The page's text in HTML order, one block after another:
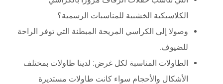
الكلاسيكية الخشبية للمناسبات الرسمية؟
وصولا إلى الكراسي المريحة المبطنة التي توفر الراحة
للضيوف.
الطاولات المناسبة لكل غرض: لدينا طاولات بمختلف
الأشكال والأحجام سواء كانت طاولات مستديرة